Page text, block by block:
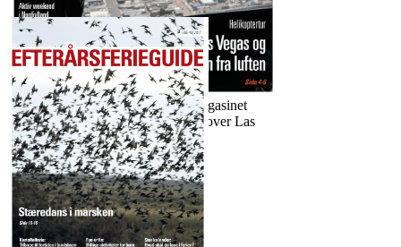
Billedet, der kom på forsiden af Magasinet
Rejser, har jeg taget i en helikopter over Las
Vegas.